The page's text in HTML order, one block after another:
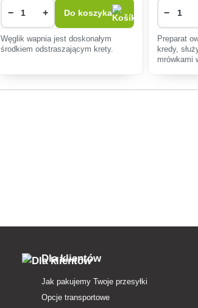
− + Do koszyka
Węglik wapnia jest doskonałym
środkiem odstraszającym krety.
−
Preparat
kredy,
mrówkami
Dla klientów
Jak pakujemy Twoje przesyłki
Opcje transportowe